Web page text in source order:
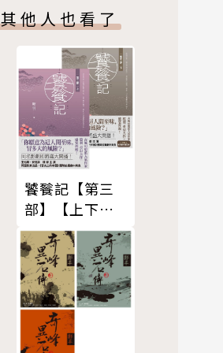
其他人也看了
饕餮記【第三
部】【上下】
合集